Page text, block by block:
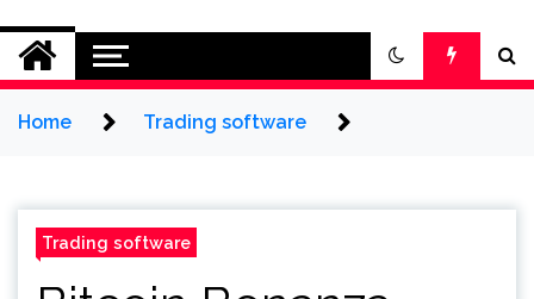
Home Trading software
Trading software